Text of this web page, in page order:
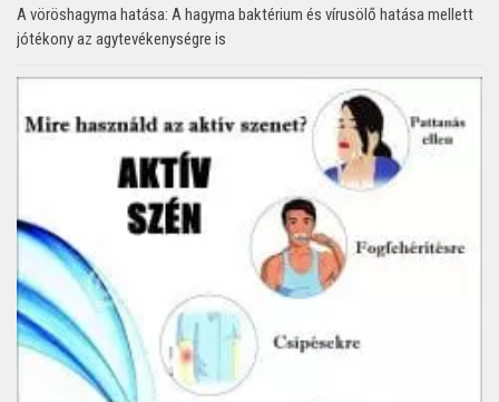
A vöröshagyma hatása: A hagyma baktérium és vírusölő hatása mellett
jótékony az agytevékenységre is